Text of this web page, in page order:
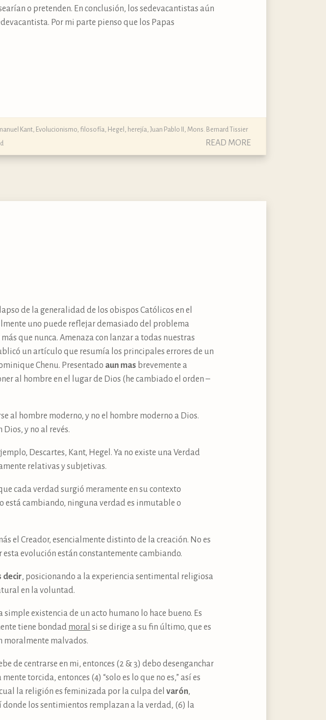
o pretenden. En conclusión, los sedevacantistas aún
Por mi parte pienso que los Papas
Kant Evolucionismo filosofía Hegel herejía Juan Pablo II Mons. Bernard Tissier
READ MORE
de la generalidad de los obispos Católicos en el
uno puede reflejar demasiado del problema
que nunca. Amenaza con lanzar a todas nuestras
un artículo que resumía los principales errores de un
Chenu. Presentado aun mas brevemente a
al hombre en el lugar de Dios (he cambiado el orden –
al hombre moderno, y no el hombre moderno a Dios.
y no al revés.
Descartes, Kant, Hegel. Ya no existe una Verdad
relativas y subjetivas.
cada verdad surgió meramente en su contexto
está cambiando, ninguna verdad es inmutable o
el Creador, esencialmente distinto de la creación. No es
esta evolución están constantemente cambiando.
decir, posicionando a la experiencia sentimental religiosa
en la voluntad.
simple existencia de un acto humano lo hace bueno. Es
tiene bondad moral si se dirige a su fin último, que es
moralmente malvados.
de centrarse en mi, entonces (2 & 3) debo desenganchar
torcida, entonces (4) “solo es lo que no es,” así es
la religión es feminizada por la culpa del varón,
los sentimientos remplazan a la verdad, (6) la